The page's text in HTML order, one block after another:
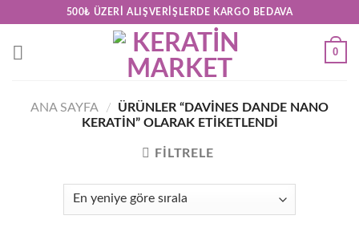
content
500₺ ÜZERI ALIŞVERIŞLERDE KARGO BEDAVA
0
ANA SAYFA /
ÜRÜNLER “DAVINES DANDE NANO
KERATIN” OLARAK ETIKETLENDI
FILTRELE